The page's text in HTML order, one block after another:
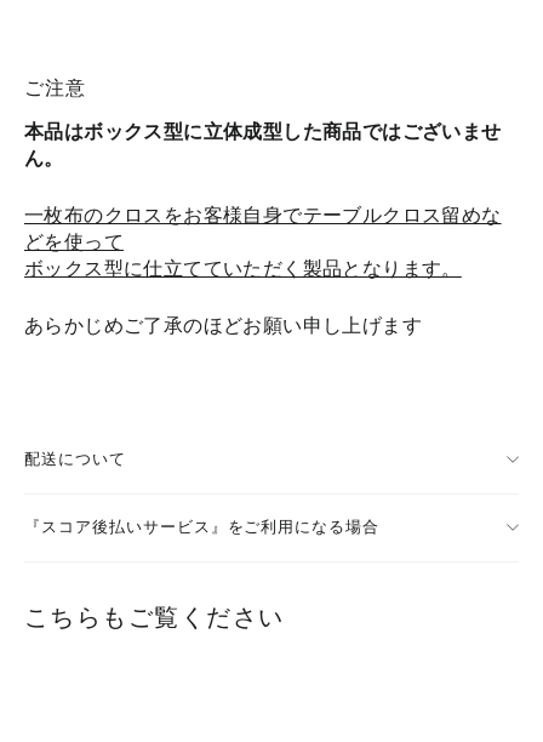
ご注意
本品はボックス型に立体成型した商品ではございませ
ん。
一枚布のクロスをお客様自身でテーブルクロス留めな
どを使って
ボックス型に仕立てていただく製品となります。
あらかじめご了承のほどお願い申し上げます
配送について
『スコア後払いサービス』をご利用になる場合
こちらもご覧ください